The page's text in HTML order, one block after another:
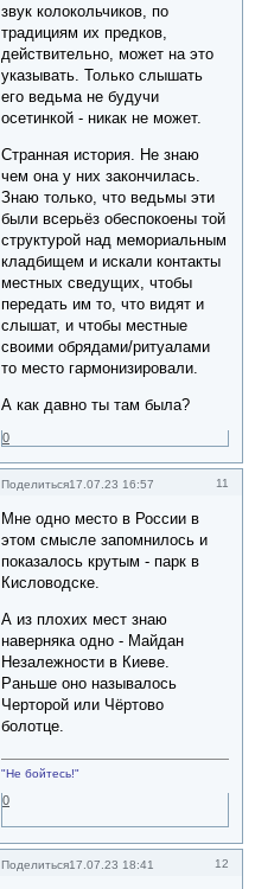
звук колокольчиков, по
традициям их предков,
действительно, может на это
указывать. Только слышать
его ведьма не будучи
осетинкой - никак не может.
Странная история. Не знаю
чем она у них закончилась.
Знаю только, что ведьмы эти
были всерьёз обеспокоены той
структурой над мемориальным
кладбищем и искали контакты
местных сведущих, чтобы
передать им то, что видят и
слышат, и чтобы местные
своими обрядами/ритуалами
то место гармонизировали.
А как давно ты там была?
0
Поделиться 11
17.07.23 16:57
Мне одно место в России в
этом смысле запомнилось и
показалось крутым - парк в
Кисловодске.
А из плохих мест знаю
наверняка одно - Майдан
Незалежности в Киеве.
Раньше оно называлось
Черторой или Чёртово
болотце.
"Не бойтесь!"
0
Поделиться 12
17.07.23 18:41